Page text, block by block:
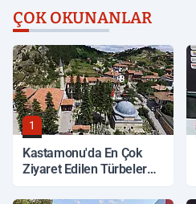
ÇOK OKUNANLAR
1
Kastamonu'da En Çok
Ziyaret Edilen Türbeler